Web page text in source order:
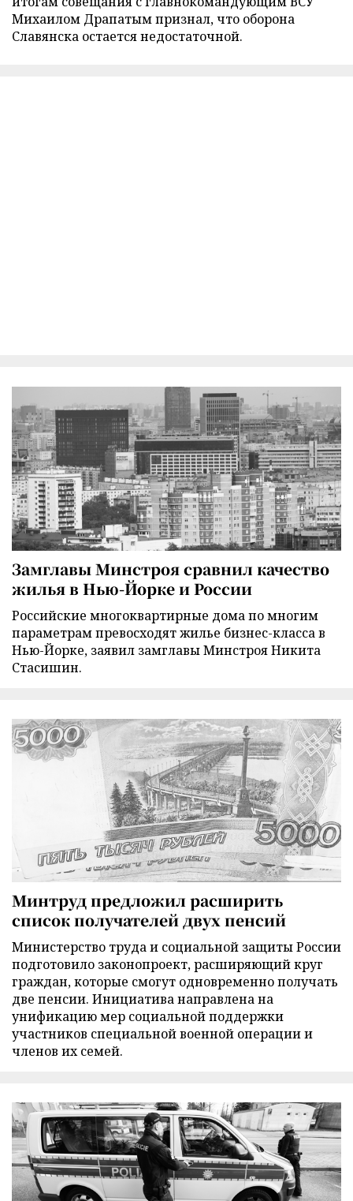
Михаилом Драпатым признал, что оборона
Славянска остается недостаточной.
Замглавы Минстроя сравнил качество
жилья в Нью-Йорке и России
Российские многоквартирные дома по многим
параметрам превосходят жилье бизнес-класса в
Нью-Йорке, заявил замглавы Минстроя Никита
Стасишин.
Минтруд предложил расширить
список получателей двух пенсий
Министерство труда и социальной защиты России
подготовило законопроект, расширяющий круг
граждан, которые смогут одновременно получать
две пенсии. Инициатива направлена на
унификацию мер социальной поддержки
участников специальной военной операции и
членов их семей.